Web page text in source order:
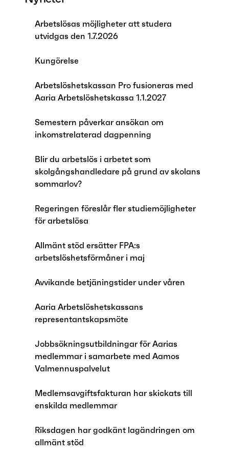
Arbetslösas möjligheter att studera
utvidgas den 1.7.2026
Kungörelse
Arbetslöshetskassan Pro fusioneras med
Aaria Arbetslöshetskassa 1.1.2027
Semestern påverkar ansökan om
inkomstrelaterad dagpenning
Blir du arbetslös i arbetet som
skolgångshandledare på grund av skolans
sommarlov?
Regeringen föreslår fler studiemöjligheter
för arbetslösa
Allmänt stöd ersätter FPA:s
arbetslöshetsförmåner i maj
Avvikande betjäningstider under våren
Aaria Arbetslöshetskassans
representantskapsmöte
Jobbsökningsutbildningar för Aarias
medlemmar i samarbete med Aamos
Valmennuspalvelut
Medlemsavgiftsfakturan har skickats till
enskilda medlemmar
Riksdagen har godkänt lagändringen om
allmänt stöd